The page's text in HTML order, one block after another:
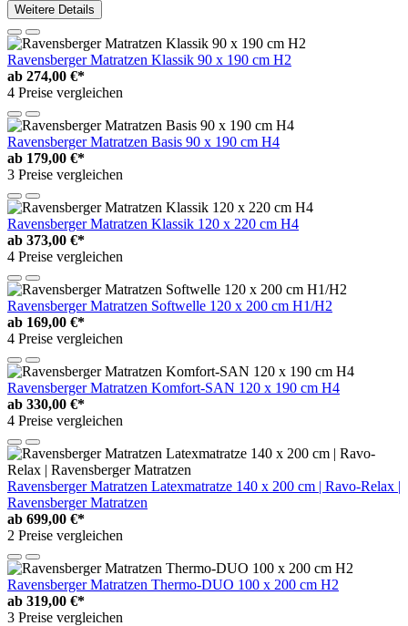
Weitere Details
Ravensberger Matratzen Klassik 90 x 190 cm H2
ab 274,00 €*
4 Preise vergleichen
Ravensberger Matratzen Basis 90 x 190 cm H4
ab 179,00 €*
3 Preise vergleichen
Ravensberger Matratzen Klassik 120 x 220 cm H4
ab 373,00 €*
4 Preise vergleichen
Ravensberger Matratzen Softwelle 120 x 200 cm H1/H2
ab 169,00 €*
4 Preise vergleichen
Ravensberger Matratzen Komfort-SAN 120 x 190 cm H4
ab 330,00 €*
4 Preise vergleichen
Ravensberger Matratzen Latexmatratze 140 x 200 cm | Ravo-Relax |
Ravensberger Matratzen
ab 699,00 €*
2 Preise vergleichen
Ravensberger Matratzen Thermo-DUO 100 x 200 cm H2
ab 319,00 €*
3 Preise vergleichen